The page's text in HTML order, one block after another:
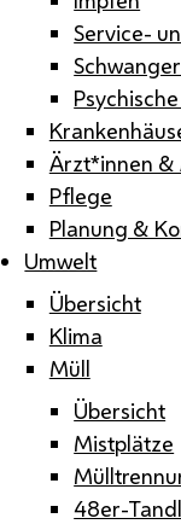
Service-
Ärzt*innen &
Pflege
Planung &
Umwelt
Übersicht
Klima
Müll
Übersicht
Mistplätze
48er-